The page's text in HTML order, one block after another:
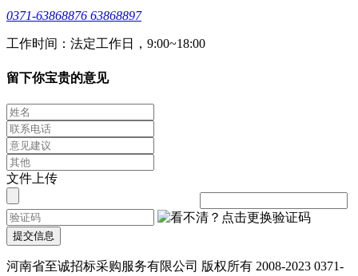
0371-63868876 63868897
工作时间：法定工作日，9:00~18:00
留下你宝贵的意见
文件上传
提交信息
河南省至诚招标采购服务有限公司 版权所有 2008-2023 0371-